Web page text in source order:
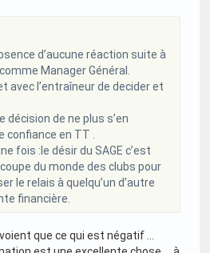
d’aucune réaction suite à
Manager Général.
avec l’entraîneur de decider et
décision de ne plus s’en
confiance en TT .
fois :le désir du SAGE c’est
du monde des clubs pour
le relais à quelqu’un d’autre
financière.
que ce qui est négatif …